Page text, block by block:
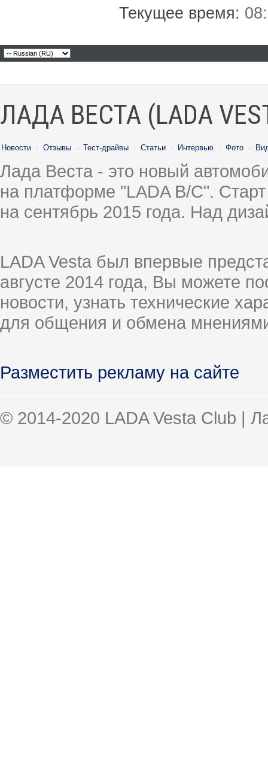
Текущее время:
ЛАДА ВЕСТА (LADA
Новости · Отзывы · Тест-драйвы · Статьи · Интервью · Фото ·
Лада Веста - это новый
на платформе "LADA B/C".
на сентябрь 2015 года. Над
LADA Vesta был впервые
августе 2014 года, Вы можете
новости, узнать технические
для общения и обмена
Разместить рекламу на сайте
© 2014-2020 LADA Vesta Club |